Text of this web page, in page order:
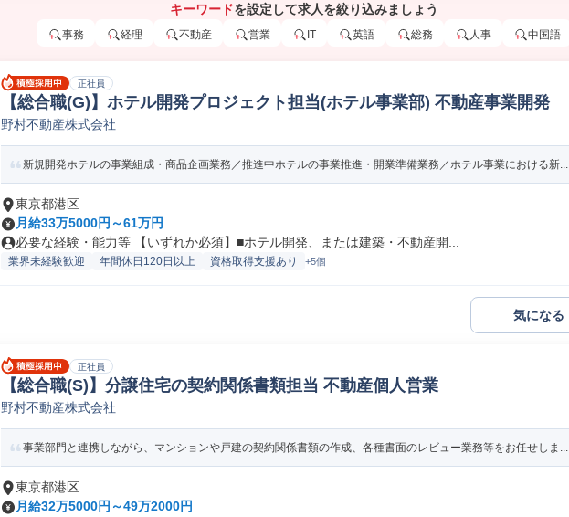
キーワードを設定して求人を絞り込みましょう
事務 経理 不動産 営業 IT 英語 総務 人事 中国語
正社員
【総合職(G)】ホテル開発プロジェクト担当(ホテル事業部) 不動産事業開発
野村不動産株式会社
新規開発ホテルの事業組成・商品企画業務／推進中ホテルの事業推進・開業準備業務／ホテル事業における新...
東京都港区
月給33万5000円～61万円
必要な経験・能力等 【いずれか必須】■ホテル開発、または建築・不動産開...
業界未経験歓迎 年間休日120日以上 資格取得支援あり +5個
気になる
正社員
【総合職(S)】分譲住宅の契約関係書類担当 不動産個人営業
野村不動産株式会社
事業部門と連携しながら、マンションや戸建の契約関係書類の作成、各種書面のレビュー業務等をお任せしま...
東京都港区
月給32万5000円～49万2000円